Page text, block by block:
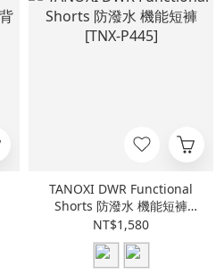
TANOXI DWR Functional
Shorts 防潑水 機能短褲
[TNX-P445]
NT$1,580